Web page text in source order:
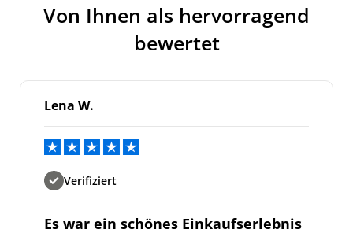
Von Ihnen als hervorragend
bewertet
Lena W.
Verifiziert
Es war ein schönes Einkaufserlebnis